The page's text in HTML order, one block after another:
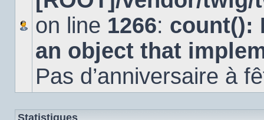
on line 1266: count():
an object that
Pas d’anniversaire à
Statistiques